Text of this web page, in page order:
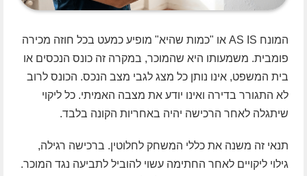
המונח AS IS או "כמות שהיא" מופיע כמעט בכל חוזה מכירה
פומבית. משמעותו היא שהמוכר, במקרה זה כונס הנכסים או
בית המשפט, אינו נותן כל מצג לגבי מצב הנכס. הכונס לרוב
לא התגורר בדירה ואינו יודע את מצבה האמיתי. כל ליקוי
שיתגלה לאחר הרכישה יהיה באחריות הקונה בלבד.
תנאי זה משנה את כללי המשחק לחלוטין. ברכישה רגילה,
גילוי ליקויים לאחר החתימה עשוי להוביל לתביעה נגד המוכר.